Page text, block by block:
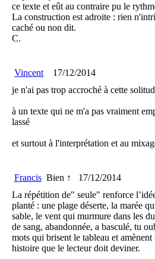
ce texte et eût au contraire pu le
La construction est adroite : rien
caché ou non dit.
C.
Vincent
17/12/2014
je n'ai pas trop accroché à cette
à un texte qui ne m'a pas vraiment
lassé
et surtout à l'interprétation et au
Francis Bien ↑
17/12/2014
La répétition de" seule" renforce
planté : une plage déserte, la marée
sable, le vent qui murmure dans les
de sang, abandonnée, a basculé, tu
mots qui brisent le tableau et
histoire que le lecteur doit deviner.